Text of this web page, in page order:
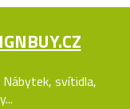
svítidla,